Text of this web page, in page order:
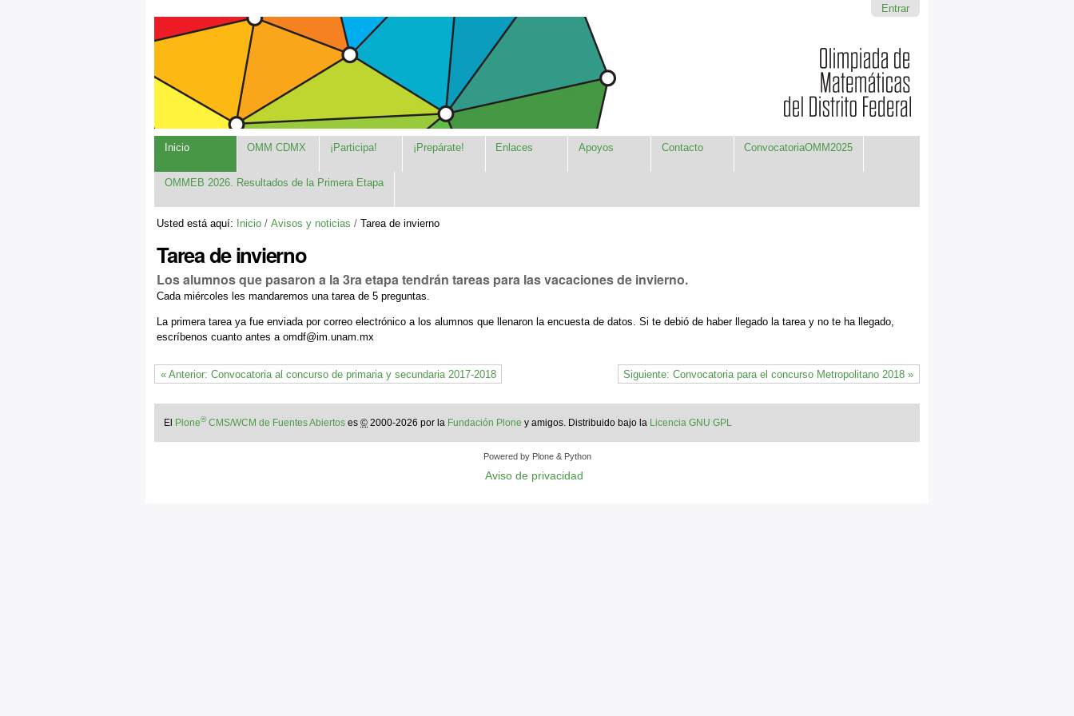
a
contenido.
a
navegación
Personales
Entrar
Inicio OMM CDMX ¡Participa! ¡Prepárate! Enlaces Apoyos Contacto ConvocatoriaOMM2025
OMMEB 2026. Resultados de la Primera Etapa
Usted está aquí: Inicio /Avisos y noticias /Tarea de invierno
Tarea de invierno
Los alumnos que pasaron a la 3ra etapa tendrán tareas para las vacaciones de invierno.
Cada miércoles les mandaremos una tarea de 5 preguntas.
La primera tarea ya fue enviada por correo electrónico a los alumnos que llenaron la encuesta de datos. Si te debió de haber llegado la tarea y no te ha llegado,
escríbenos cuanto antes a omdf@im.unam.mx
« Anterior: Convocatoria al concurso de primaria y secundaria 2017-2018 Siguiente: Convocatoria para el concurso Metropolitano 2018 »
El Plone®CMS/WCM de Fuentes Abiertos es© 2000-2026 por la Fundación Plone y amigos. Distribuido bajo la Licencia GNU GPL
Powered by Plone & Python
Aviso de privacidad